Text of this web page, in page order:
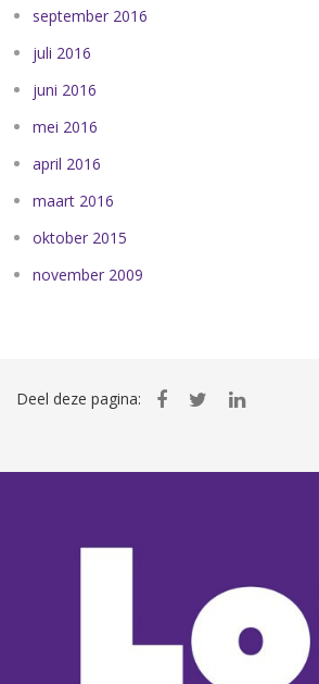
september 2016
juli 2016
juni 2016
mei 2016
april 2016
maart 2016
oktober 2015
november 2009
Deel deze pagina: